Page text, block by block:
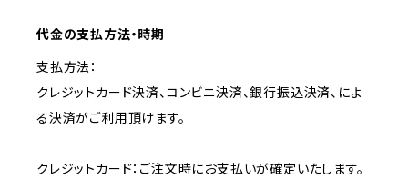
代金の支払方法・時期
支払方法：
クレジットカード決済、コンビニ決済、銀行振込決済、によ
る決済がご利用頂けます。
クレジットカード：ご注文時にお支払いが確定いたします。